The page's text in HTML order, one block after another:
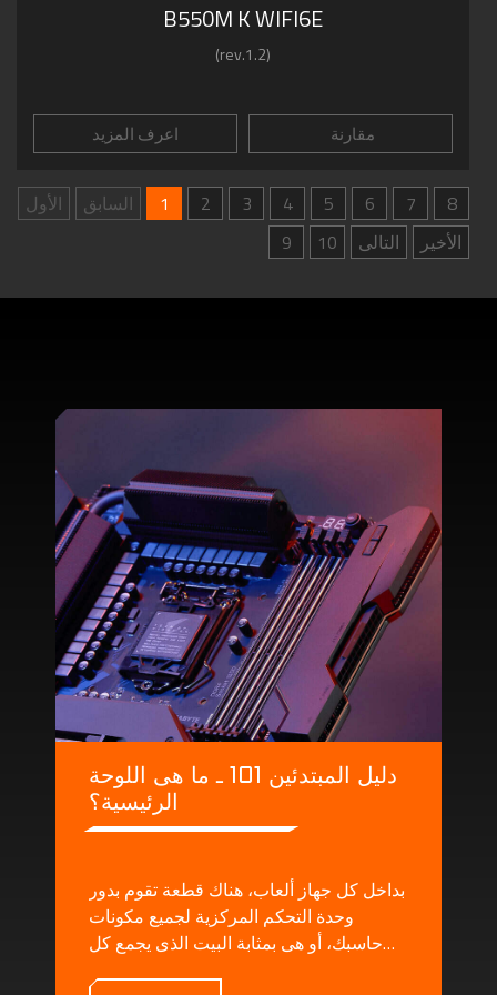
B550M K WIFI6E
(rev.1.2)
اعرف المزيد مقارنة
الأول السابق 1 2 3 4 5 6 7
8
9
10 التالى الأخير
دليل المبتدئين 101 ـ ما هى اللوحة
الرئيسية؟
بداخل كل جهاز ألعاب، هناك قطعة تقوم بدور
وحدة التحكم المركزية لجميع مكونات
حاسبك، أو هى بمثابة البيت الذى يجمع كل